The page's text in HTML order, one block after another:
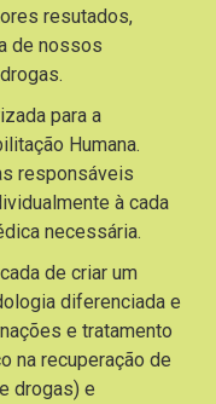
resutados,
de nossos
para a
Humana.
responsáveis
à cada
necessária.
de criar um
diferenciada e
e tratamento
na recuperação de
drogas) e